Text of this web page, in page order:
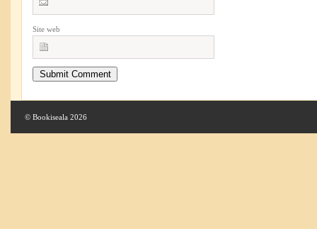
Site web
© Bookiseala 2026